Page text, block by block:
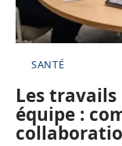
SANTÉ
Les
équipe :